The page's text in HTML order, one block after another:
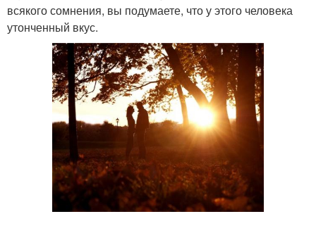
всякого сомнения, вы подумаете, что у этого человека
утонченный вкус.